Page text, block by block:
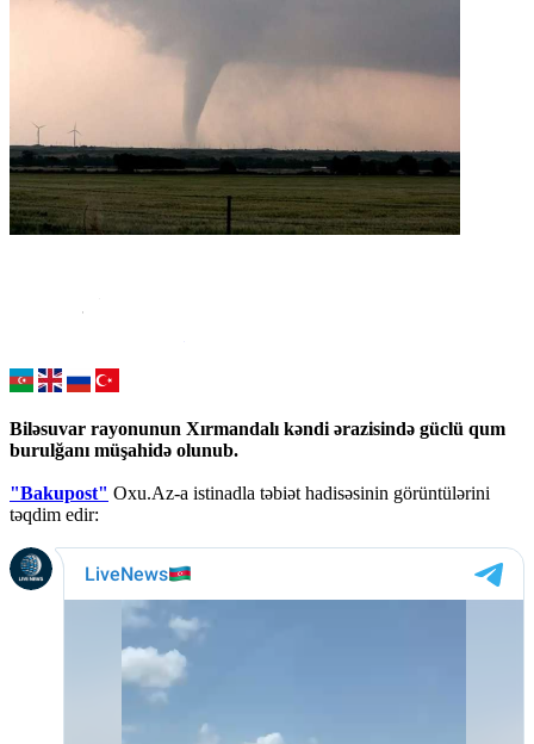
Biləsuvar rayonunun Xırmandalı kəndi ərazisində güclü qum
burulğanı müşahidə olunub.
"Bakupost" Oxu.Az-a istinadla təbiət hadisəsinin görüntülərini
təqdim edir: